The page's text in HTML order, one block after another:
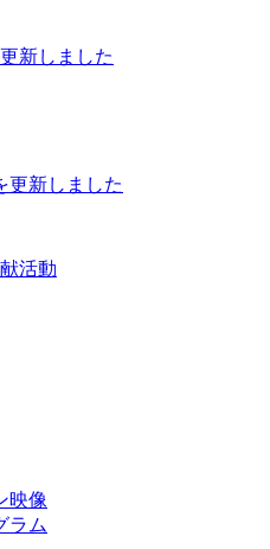
新しました
更新しました